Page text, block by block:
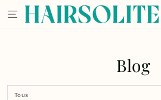
IGNORER LE
CONTENU
Blog